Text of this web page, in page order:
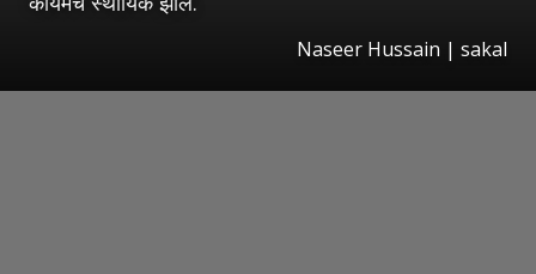
Naseer Hussain | sakal